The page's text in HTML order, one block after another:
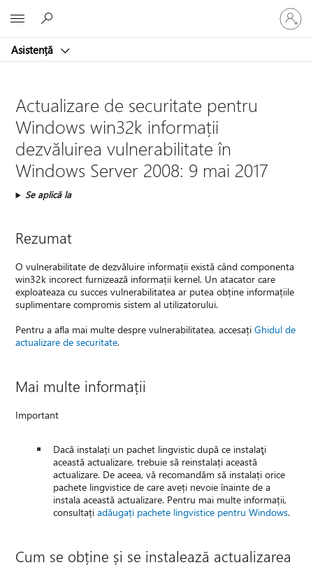
Asistență
vă
la
dvs.
Actualizare de securitate pentru
Windows win32k informații
dezvăluirea vulnerabilitate în
Windows Server 2008: 9 mai 2017
Se aplică la
Rezumat
O vulnerabilitate de dezvăluire informații există când componenta
win32k incorect furnizează informații kernel. Un atacator care
exploateaza cu succes vulnerabilitatea ar putea obține informațiile
suplimentare compromis sistem al utilizatorului.
Pentru a afla mai multe despre vulnerabilitatea, accesațiGhidul de
actualizare de securitate.
Mai multe informații
Important
Dacă instalați un pachet lingvistic după ce instalaţi
această actualizare, trebuie să reinstalați această
actualizare. De aceea, vă recomandăm să instalați orice
pachete lingvistice de care aveți nevoie înainte de a
instala această actualizare. Pentru mai multe informații,
consultațiadăugați pachete lingvistice pentru Windows.
Cum se obține și se instalează actualizarea